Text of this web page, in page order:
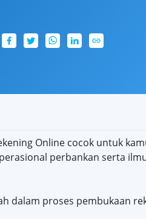
Online cocok untuk
perbankan serta
dalam proses pembukaan